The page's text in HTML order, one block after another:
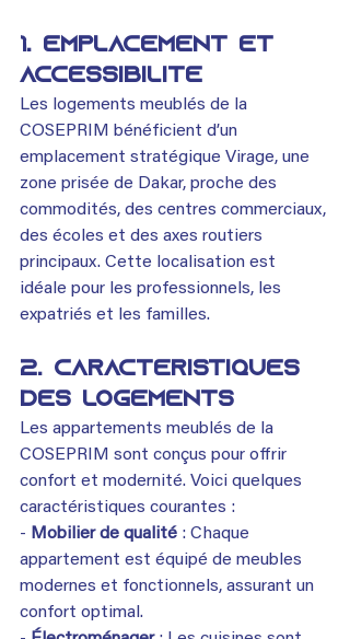
1. Emplacement et
Accessibilité
Les logements meublés de la
COSEPRIM bénéficient d’un
emplacement stratégique Virage, une
zone prisée de Dakar, proche des
commodités, des centres commerciaux,
des écoles et des axes routiers
principaux. Cette localisation est
idéale pour les professionnels, les
expatriés et les familles.
2. Caractéristiques
des logements
Les appartements meublés de la
COSEPRIM sont conçus pour offrir
confort et modernité. Voici quelques
caractéristiques courantes :
- Mobilier de qualité : Chaque
appartement est équipé de meubles
modernes et fonctionnels, assurant un
confort optimal.